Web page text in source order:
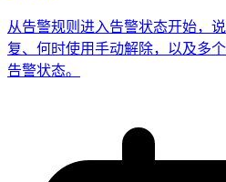
从告警规则进入告警状态开始，
复、何时使用手动解除，以及多
告警状态。